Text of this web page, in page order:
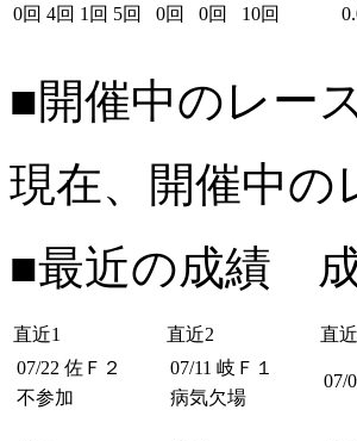
0回 4回 1回 5回 0回 0回 10回
■開催中のレー
現在、開催中の
■最近の成績
直近1 直近2 直
07/22 佐Ｆ２
不参加
07/11 岐Ｆ１
病気欠場
07/